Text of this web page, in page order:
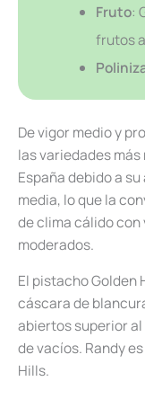
Fruto:
frutos
De vigor medio y
las variedades
España debido a
media, lo que la
de clima cálido
moderados.
El pistacho Golden
cáscara de
abiertos superior
de vacíos. Randy
Hills.